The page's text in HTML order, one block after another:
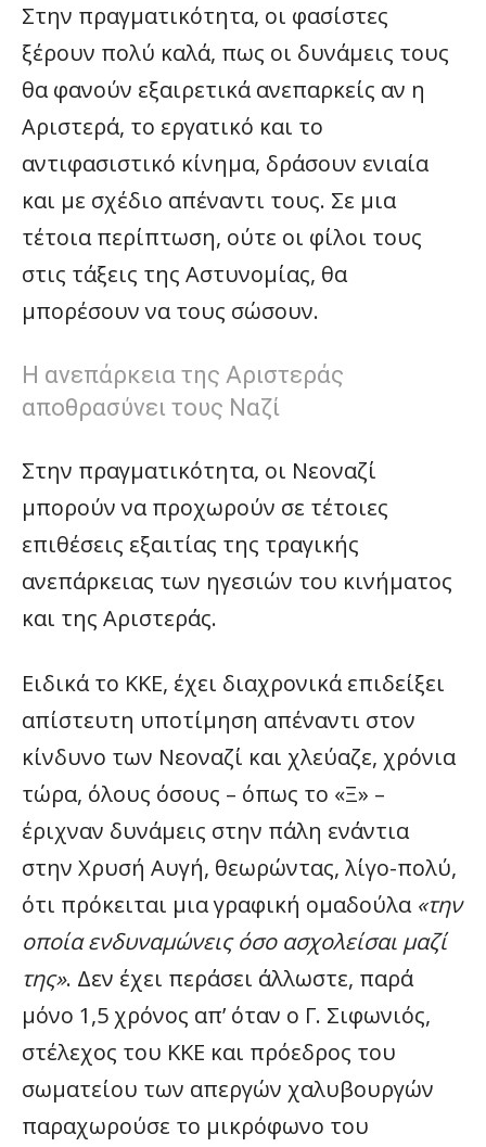
Στην πραγματικότητα, οι φασίστες
ξέρουν πολύ καλά, πως οι δυνάμεις τους
θα φανούν εξαιρετικά ανεπαρκείς αν η
Αριστερά, το εργατικό και το
αντιφασιστικό κίνημα, δράσουν ενιαία
και με σχέδιο απέναντι τους. Σε μια
τέτοια περίπτωση, ούτε οι φίλοι τους
στις τάξεις της Αστυνομίας, θα
μπορέσουν να τους σώσουν.
Η ανεπάρκεια της Αριστεράς
αποθρασύνει τους Ναζί
Στην πραγματικότητα, οι Νεοναζί
μπορούν να προχωρούν σε τέτοιες
επιθέσεις εξαιτίας της τραγικής
ανεπάρκειας των ηγεσιών του κινήματος
και της Αριστεράς.
Ειδικά το ΚΚΕ, έχει διαχρονικά επιδείξει
απίστευτη υποτίμηση απέναντι στον
κίνδυνο των Νεοναζί και χλεύαζε, χρόνια
τώρα, όλους όσους – όπως το «Ξ» –
έριχναν δυνάμεις στην πάλη ενάντια
στην Χρυσή Αυγή, θεωρώντας, λίγο-πολύ,
ότι πρόκειται μια γραφική ομαδούλα «την
οποία ενδυναμώνεις όσο ασχολείσαι μαζί
της». Δεν έχει περάσει άλλωστε, παρά
μόνο 1,5 χρόνος απ’ όταν ο Γ. Σιφωνιός,
στέλεχος του ΚΚΕ και πρόεδρος του
σωματείου των απεργών χαλυβουργών
παραχωρούσε το μικρόφωνο του